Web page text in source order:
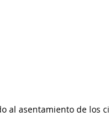
al asentamiento de los